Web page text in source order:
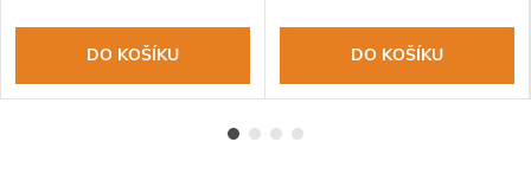
DO KOŠÍKU DO KOŠÍKU